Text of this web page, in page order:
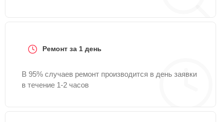
Ремонт за 1 день
В 95% случаев ремонт производится в день заявки
в течение 1-2 часов